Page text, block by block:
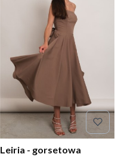
Leiria - gorsetowa